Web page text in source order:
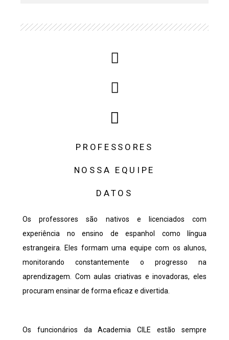
PROFESSORES
NOSSA EQUIPE
DATOS
Os professores são nativos e licenciados com
experiência no ensino de espanhol como língua
estrangeira. Eles formam uma equipe com os alunos,
monitorando constantemente o progresso na
aprendizagem. Com aulas criativas e inovadoras, eles
procuram ensinar de forma eficaz e divertida.
Os funcionários da Academia CILE estão sempre